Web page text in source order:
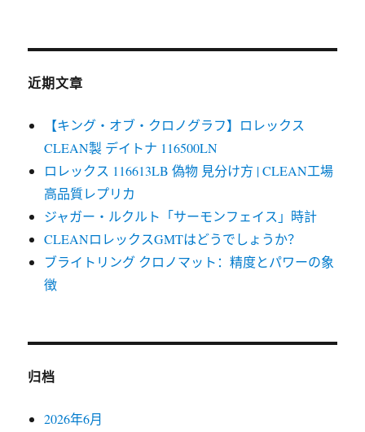
近期文章
【キング・オブ・クロノグラフ】ロレックス
CLEAN製 デイトナ 116500LN
ロレックス 116613LB 偽物 見分け方 | CLEAN工場
高品質レプリカ
ジャガー・ルクルト「サーモンフェイス」時計
CLEANロレックスGMTはどうでしょうか？
ブライトリング クロノマット：精度とパワーの象
徴
归档
2026年6月